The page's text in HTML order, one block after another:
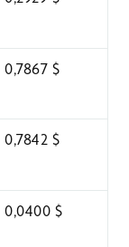
0,7867 $
0,7842 $
0,0400 $